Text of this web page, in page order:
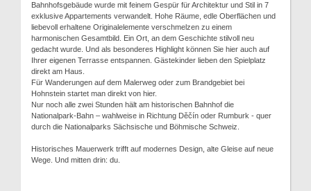
Bahnhofsgebäude wurde mit feinem Gespür für Architektur und Stil in 7
exklusive Appartements verwandelt. Hohe Räume, edle Oberflächen und
liebevoll erhaltene Originalelemente verschmelzen zu einem
harmonischen Gesamtbild. Ein Ort, an dem Geschichte stilvoll neu
gedacht wurde. Und als besonderes Highlight können Sie hier auch auf
Ihrer eigenen Terrasse entspannen. Gästekinder lieben den Spielplatz
direkt am Haus.
Für Wanderungen auf dem Malerweg oder zum Brandgebiet bei
Hohnstein startet man direkt von hier.
Nur noch alle zwei Stunden hält am historischen Bahnhof die
Nationalpark-Bahn – wahlweise in Richtung Děčín oder Rumburk - quer
durch die Nationalparks Sächsische und Böhmische Schweiz.
Historisches Mauerwerk trifft auf modernes Design, alte Gleise auf neue
Wege. Und mitten drin: du.